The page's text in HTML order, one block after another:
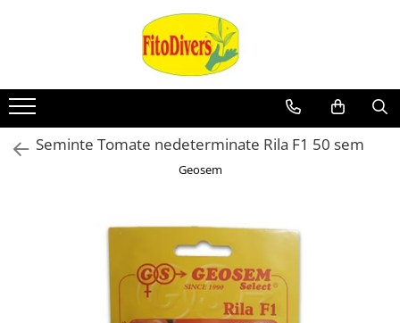
Seminte Tomate nedeterminate Rila F1 50 sem
Geosem